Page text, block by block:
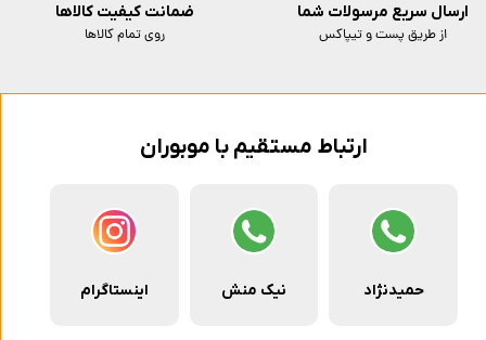
ارتباط مستقیم با موبوران
حمیدنژاد نیک منش اینستاگرام
ارسال سریع مرسولات شما
از طریق پست و تیپاکس
ضمانت کیفیت کالاها
روی تمام کالاها